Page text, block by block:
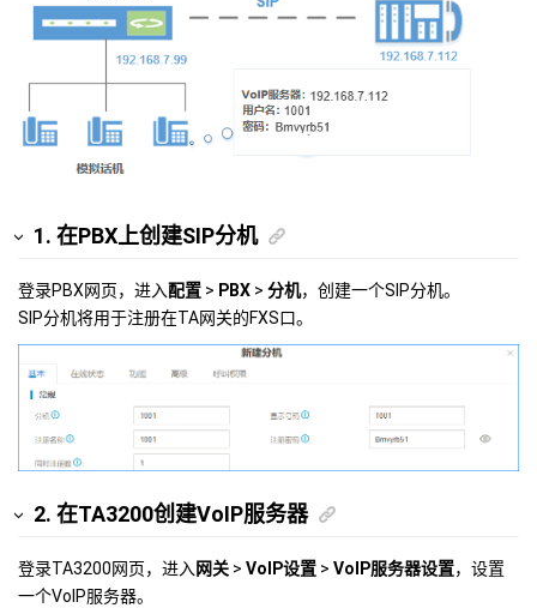
1. 在PBX上创建SIP分机
登录PBX网页，进入配置 > PBX > 分机，创建一个SIP分机。
SIP分机将用于注册在TA网关的FXS口。
2. 在TA3200创建VoIP服务器
登录TA3200网页，进入网关 > VoIP设置 > VoIP服务器设置，设置
一个VoIP服务器。